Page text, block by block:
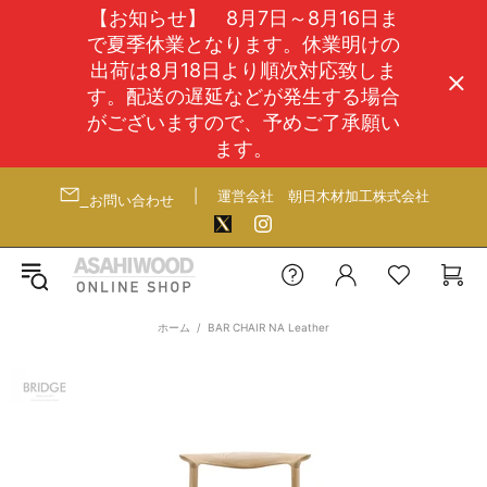
【お知らせ】 8月7日～8月16日ま
で夏季休業となります。休業明けの
出荷は8月18日より順次対応致しま
す。配送の遅延などが発生する場合
がございますので、予めご了承願い
ます。
お問い合わせ 運営会社 朝日木材加工株式会社
ホーム BAR CHAIR NA Leather